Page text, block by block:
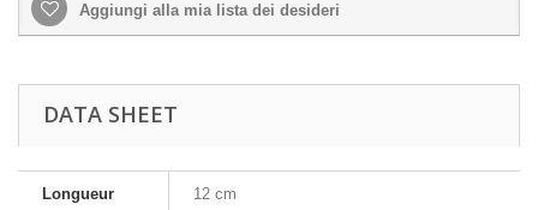
Aggiungi alla mia lista dei desideri
DATA SHEET
Longueur 12 cm